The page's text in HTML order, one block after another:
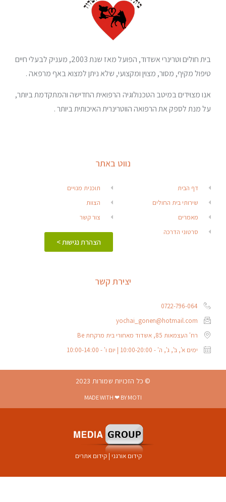
בית חולים וטרינרי אשדוד, הפועל מאז שנת 2003, מעניק לבעלי חיים
טיפול מקיף, מסור, מצוין ומקצועי, שלא ניתן למצוא באף מרפאה .
אנו מצוידים במיטב הטכנולוגיה הרפואית החדישה והמתקדמת ביותר,
על מנת לספק את הרפואה הווטרינרית האיכותית ביותר .
נווט באתר
דף הבית
שירותי בית החולים
מאמרים
סרטוני הדרכה
תוכנית מנויים
הצוות
צור קשר
הצהרת נגישות >
יצירת קשר
0722-796-064
yochai_gonen@hotmail.com
רח' העצמאות 85, אשדוד מאחורי בית מרקחת Be
ימים א', ב', ג', ה' - 10:00-20:00 | יום ו' - 10:00-14:00
© כל הזכויות שמורות 2023
MADE WITH ❤ BY MOTI
קידום אורגני | קידום אתרים